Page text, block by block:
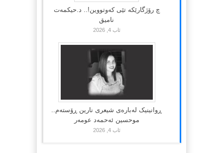
چ رۆژگارێکە تێی کەوتووین!.. د.حیکمەت
نامیق
ئاب 4, 2026
ڕوانینیک لەبارەى شیعرى نارین ڕۆستەم..
موحسین ئەحمەد عومەر
ئاب 4, 2026